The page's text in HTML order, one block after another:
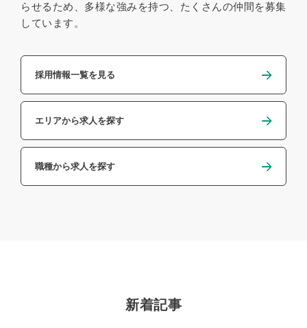
らせるため、 多様な強みを持つ、たくさんの仲間を募集
しています。
採用情報一覧を見る
エリアから求人を探す
職種から求人を探す
新着記事